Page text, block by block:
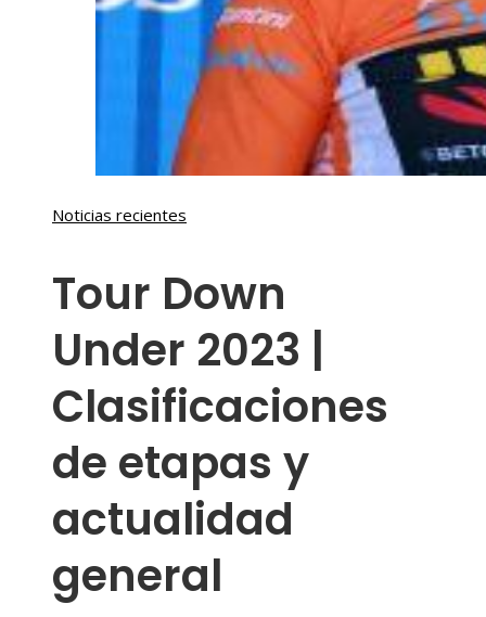
Noticias recientes
Tour Down
Under 2023 |
Clasificaciones
de etapas y
actualidad
general